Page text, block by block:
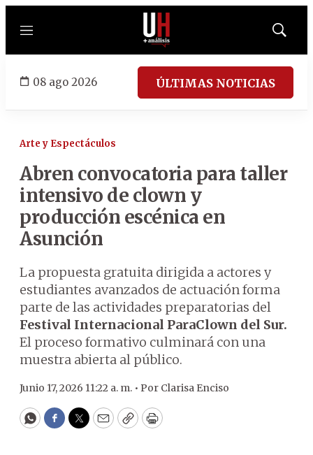
Menú
Mostrar
08 ago 2026 ÚLTIMAS NOTICIAS
Arte y Espectáculos
Abren convocatoria para taller
intensivo de clown y
producción escénica en
Asunción
La propuesta gratuita dirigida a actores y
estudiantes avanzados de actuación forma
parte de las actividades preparatorias del
Festival Internacional ParaClown del Sur.
El proceso formativo culminará con una
muestra abierta al público.
Junio 17, 2026 11:22 a. m. • Por Clarisa Enciso
WhatsApp
Facebook
Twitter
EmailCopyPrint